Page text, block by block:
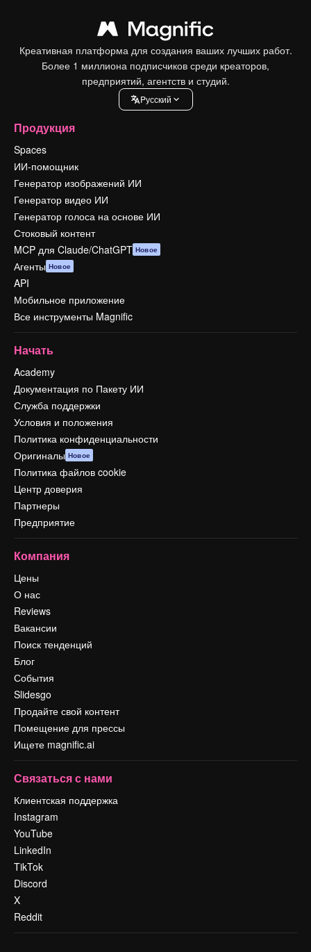
Креативная платформа для создания ваших лучших работ.
Более 1 миллиона подписчиков среди креаторов,
предприятий, агентств и студий.
Pусский
Продукция
Spaces
ИИ-помощник
Генератор изображений ИИ
Генератор видео ИИ
Генератор голоса на основе ИИ
Стоковый контент
MCP для Claude/ChatGPT Новое
Агенты Новое
API
Мобильное приложение
Все инструменты Magnific
Начать
Academy
Документация по Пакету ИИ
Служба поддержки
Условия и положения
Политика конфиденциальности
Оригиналы Новое
Политика файлов cookie
Центр доверия
Партнеры
Предприятие
Компания
Цены
О нас
Reviews
Вакансии
Поиск тенденций
Блог
События
Slidesgo
Продайте свой контент
Помещение для прессы
Ищете magnific.ai
Связаться с нами
Клиентская поддержка
Instagram
YouTube
LinkedIn
TikTok
Discord
X
Reddit